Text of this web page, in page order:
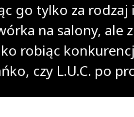
go tylko za
na salony, ale
robiąc
czy L.U.C. po